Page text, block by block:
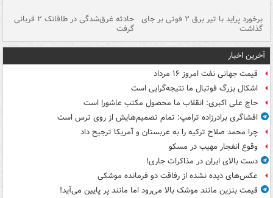
برخورد پراید با تیر برق ۲ فوتی بر جای
گذاشت
حادثه غرق‌شدگی در طاقانک ۲ قربانی
گرفت
آخرین اخبار
قیمت جهانی نفت امروز ۱۶ مرداد
اشکال بزرگ فوتبال ما نتیجه‌گرایی است
حاج علی اکبری: انقلاب ما محصول مکتب عاشورا است
افشاگری برادرزاده ترامپ: تمام تصمیم‌هایش از روی ترس است
چرا محمد صلاح ترکیه را به عربستان و آمریکا ترجیح داد
وقوع انفجار مهیب در مسکو
دست بالای ایران در مذاکرات جاری!
عکس‌های دیده نشده از رفاقت دو فرمانده‌ موشکی
قیمت بنزین مانند موشک بالا می‌رود اما مانند پر پایین می‌آید!